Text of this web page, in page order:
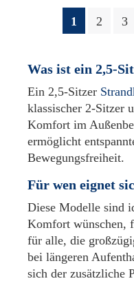
Was ist ein 2,5-
Ein 2,5-Sitzer
klassischer 2-Sitzer
Komfort im
ermöglicht
Bewegungsfreiheit.
Für wen eignet
Diese Modelle sind
Komfort wünschen,
für alle, die
bei längeren
sich der zusätzliche
1 2 3